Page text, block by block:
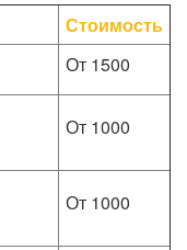
Стоимость
От 1500
От 1000
От 1000